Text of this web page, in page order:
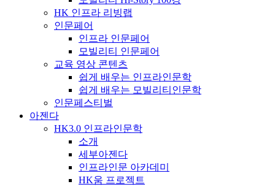
HK 인프라 리빙랩
인문페어
인프라 인문페어
모빌리티 인문페어
교육 영상 콘텐츠
쉽게 배우는 인프라인문학
쉽게 배우는 모빌리티인문학
인문페스티벌
아젠다
HK3.0 인프라인문학
소개
세부아젠다
인프라인문 아카데미
HK움 프로젝트